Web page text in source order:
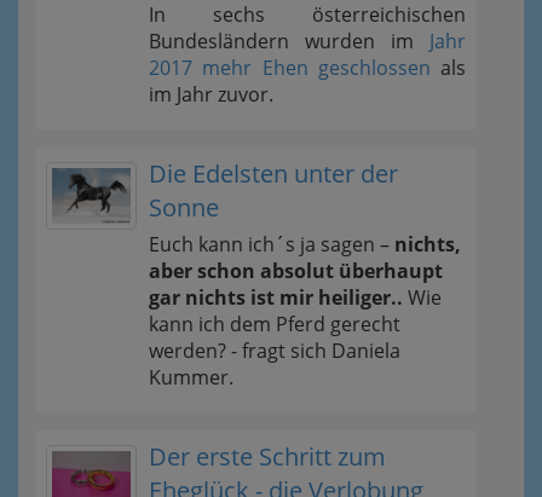
In sechs österreichischen
Bundesländern wurden im Jahr
2017 mehr Ehen geschlossen als
im Jahr zuvor.
Die Edelsten unter der
Sonne
Euch kann ich´s ja sagen – nichts,
aber schon absolut überhaupt
gar nichts ist mir heiliger.. Wie
kann ich dem Pferd gerecht
werden? - fragt sich Daniela
Kummer.
Der erste Schritt zum